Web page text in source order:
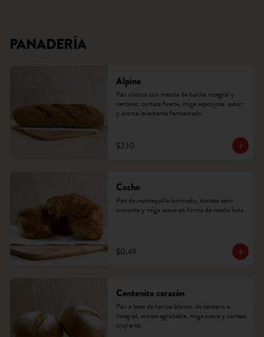
PANADERÍA
Alpino
Pan rústico con mezcla de harina integral y
centeno, corteza fuerte, miga esponjosa, sabor
y aroma levemente fermentado.
$2.10
Cacho
Pan de mantequilla laminado, corteza semi
crocante y miga suave en forma de media luna.
$0.49
Centenito corazón
Pan a base de harina blanca, de centeno e
integral, aroma agradable, miga suave y corteza
crujiente.